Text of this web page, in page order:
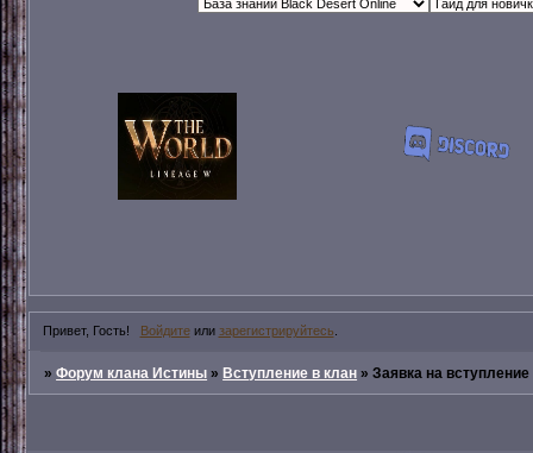
Привет, Гость! Войдитеили зарегистрируйтесь
»Форум клана Истины »Вступление в клан »Заявка на вступление